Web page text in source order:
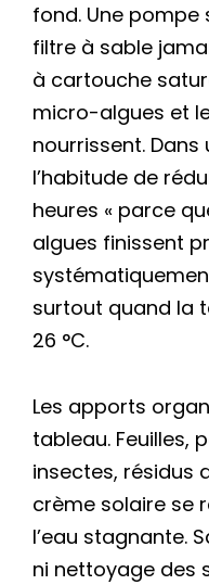
fond. Une pompe
filtre à sable
à cartouche
micro-algues et
nourrissent.
l’habitude de
heures « parce
algues finissent
surtout quand la
26 °C.
Les apports
tableau. Feuilles,
insectes, résidus
crème solaire se
l’eau stagnante.
ni nettoyage des